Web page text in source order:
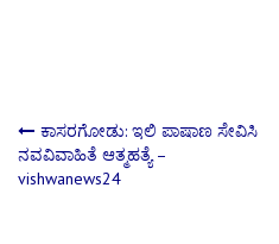
Post
navigation
ಕಾಸರಗೋಡು: ಇಲಿ ಪಾಷಾಣ ಸೇವಿಸಿ
ನವವಿವಾಹಿತೆ ಆತ್ಮಹತ್ಯೆ –
vishwanews24